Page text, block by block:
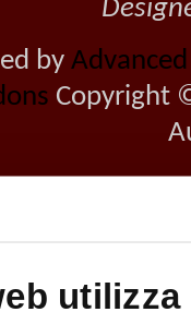
utilizza
by
Copyright